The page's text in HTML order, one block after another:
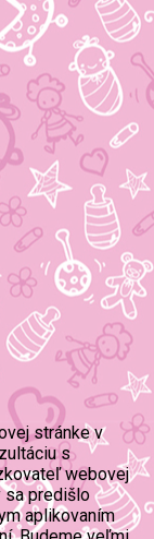
stránke v
s
webovej
sa predišlo
aplikovaním